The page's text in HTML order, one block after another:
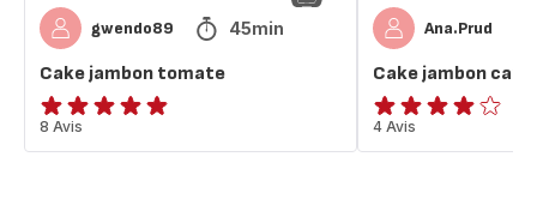
gwendo89 45min
Cake jambon tomate
ratings.4.8
8 Avis
Ana.Prud
Cake jambon
Avis
4
4 Avis